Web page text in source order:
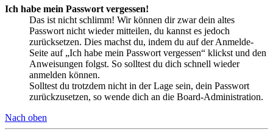
Ich habe mein Passwort vergessen!
Das ist nicht schlimm! Wir können dir zwar dein altes
Passwort nicht wieder mitteilen, du kannst es jedoch
zurücksetzen. Dies machst du, indem du auf der Anmelde-
Seite auf „Ich habe mein Passwort vergessen“ klickst und den
Anweisungen folgst. So solltest du dich schnell wieder
anmelden können.
Solltest du trotzdem nicht in der Lage sein, dein Passwort
zurückzusetzen, so wende dich an die Board-Administration.
Nach oben